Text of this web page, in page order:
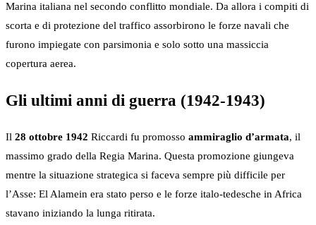
Marina italiana nel secondo conflitto mondiale. Da allora i compiti di
scorta e di protezione del traffico assorbirono le forze navali che
furono impiegate con parsimonia e solo sotto una massiccia
copertura aerea.
Gli ultimi anni di guerra (1942-1943)
Il 28 ottobre 1942 Riccardi fu promosso ammiraglio d’armata, il
massimo grado della Regia Marina. Questa promozione giungeva
mentre la situazione strategica si faceva sempre più difficile per
l’Asse: El Alamein era stato perso e le forze italo-tedesche in Africa
stavano iniziando la lunga ritirata.